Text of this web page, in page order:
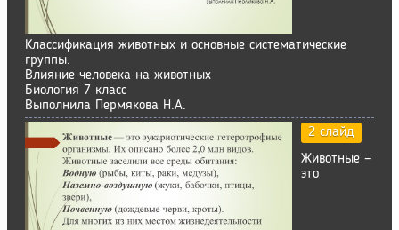
Классификация животных и основные систематические
группы.
Влияние человека на животных
Биология 7 класс
Выполнила Пермякова Н.А.
2 слайд
Животные —
это